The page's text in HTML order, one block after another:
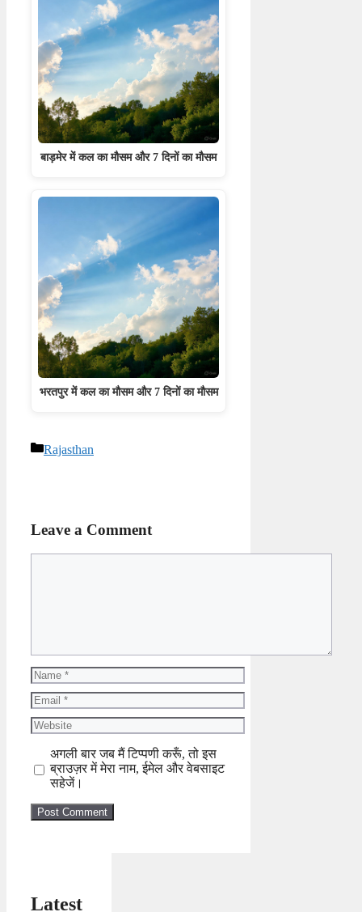
बाड़मेर में कल का मौसम और 7 दिनों का मौसम
भरतपुर में कल का मौसम और 7 दिनों का मौसम
Categories
Rajasthan
Leave a Comment
Name
Email
Website
अगली बार जब मैं टिप्पणी करूँ, तो इस
ब्राउज़र में मेरा नाम, ईमेल और वेबसाइट
सहेजें।
Latest